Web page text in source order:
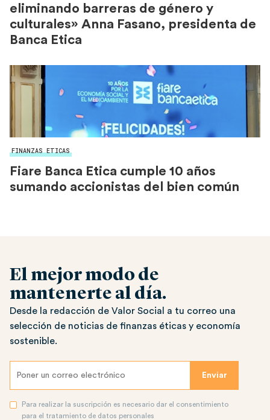
eliminando barreras de género y
culturales» Anna Fasano, presidenta de
Banca Etica
FINANZAS ETICAS
Fiare Banca Etica cumple 10 años
sumando accionistas del bien común
El mejor modo de
mantenerte al día.
Desde la redacción de Valor Social a tu correo una
selección de noticias de finanzas éticas y economía
sostenible.
Para realizar la suscripción es necesario dar el consentimiento
para el tratamiento de datos personales